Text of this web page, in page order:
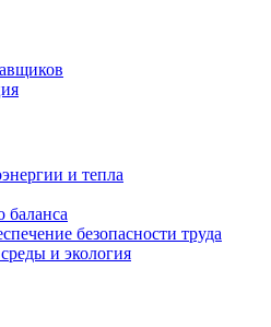
и тепла
баланса
безопасности труда
и экология